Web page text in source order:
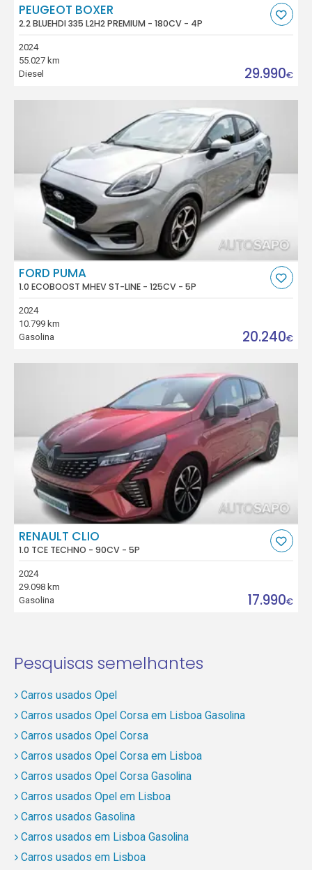
PEUGEOT BOXER
2.2 BLUEHDI 335 L2H2 PREMIUM - 180CV - 4P
2024
55.027 km
Diesel
29.990€
FORD PUMA
1.0 ECOBOOST MHEV ST-LINE - 125CV - 5P
2024
10.799 km
Gasolina
20.240€
RENAULT CLIO
1.0 TCE TECHNO - 90CV - 5P
2024
29.098 km
Gasolina
17.990€
Pesquisas semelhantes
Carros usados Opel
Carros usados Opel Corsa em Lisboa Gasolina
Carros usados Opel Corsa
Carros usados Opel Corsa em Lisboa
Carros usados Opel Corsa Gasolina
Carros usados Opel em Lisboa
Carros usados Gasolina
Carros usados em Lisboa Gasolina
Carros usados em Lisboa